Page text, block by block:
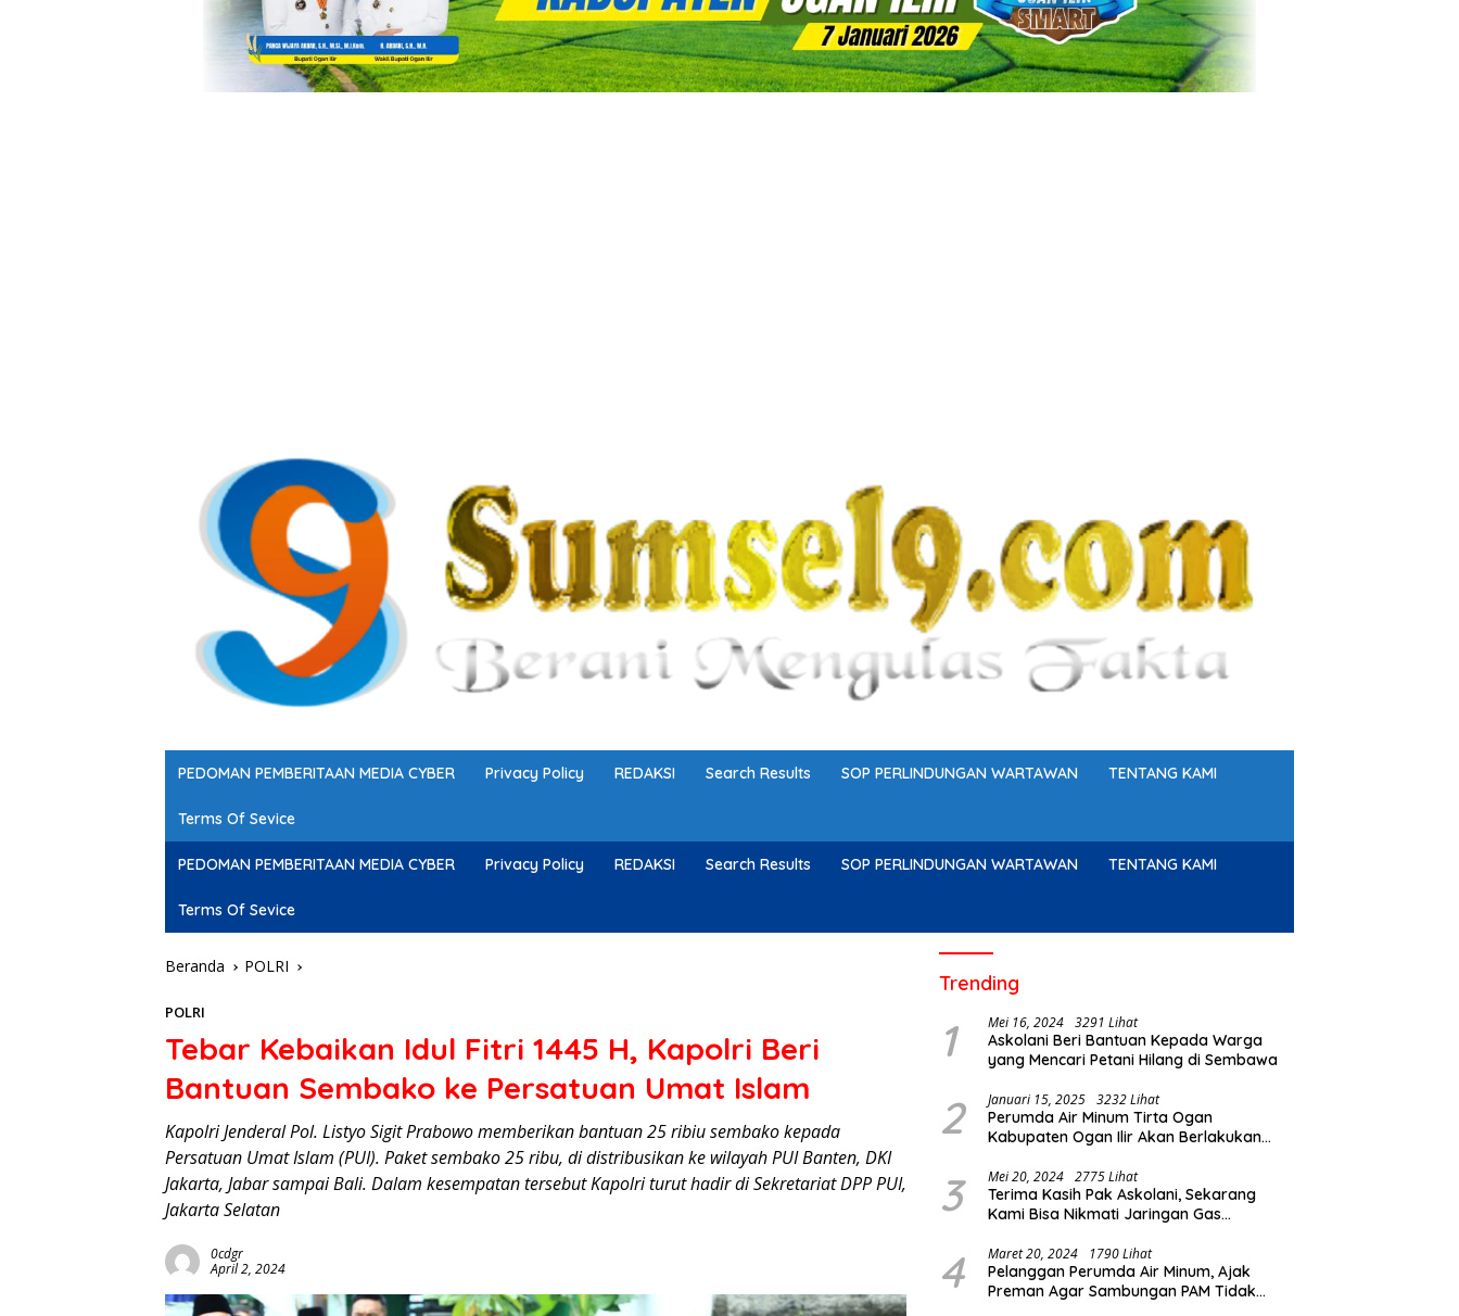
PEDOMAN PEMBERITAAN MEDIA CYBER Privacy Policy REDAKSI Search Results SOP PERLINDUNGAN WARTAWAN TENTANG KAMI
Terms Of Sevice
PEDOMAN PEMBERITAAN MEDIA CYBER Privacy Policy REDAKSI Search Results SOP PERLINDUNGAN WARTAWAN TENTANG KAMI
Terms Of Sevice
Beranda POLRI
POLRI
Tebar Kebaikan Idul Fitri 1445 H, Kapolri Beri
Bantuan Sembako ke Persatuan Umat Islam
Kapolri Jenderal Pol. Listyo Sigit Prabowo memberikan bantuan 25 ribiu sembako kepada
Persatuan Umat Islam (PUI). Paket sembako 25 ribu, di distribusikan ke wilayah PUI Banten, DKI
Jakarta, Jabar sampai Bali. Dalam kesempatan tersebut Kapolri turut hadir di Sekretariat DPP PUI,
Jakarta Selatan
0cdgr
April 2, 2024
Trending
1 Mei 16, 2024 3291 Lihat
Askolani Beri Bantuan Kepada Warga
yang Mencari Petani Hilang di Sembawa
2 Januari 15, 2025 3232 Lihat
Perumda Air Minum Tirta Ogan
Kabupaten Ogan Ilir Akan Berlakukan
3 Mei 20, 2024 2775 Lihat
Terima Kasih Pak Askolani, Sekarang
Kami Bisa Nikmati Jaringan Gas
4 Maret 20, 2024 1790 Lihat
Pelanggan Perumda Air Minum, Ajak
Preman Agar Sambungan PAM Tidak